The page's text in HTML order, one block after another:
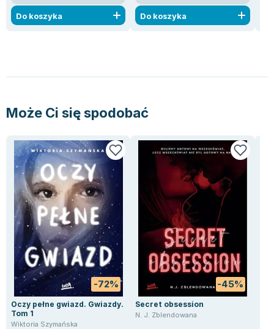
Do koszyka Do koszyka
Może Ci się spodobać
-72%
Oczy pełne gwiazd. Gwiazdy.
Tom 1
Wiktoria Szymańska
-45%
Secret obsession
N. J. Zblendowana